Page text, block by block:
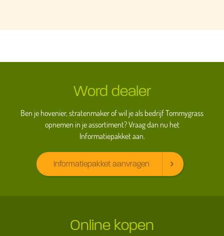
Word dealer
Ben je hovenier, stratenmaker of wil je als bedrijf Tommygrass
opnemen in je assortiment? Vraag dan nu het
Informatiepakket aan.
Informatiepakket aanvragen
Online kopen